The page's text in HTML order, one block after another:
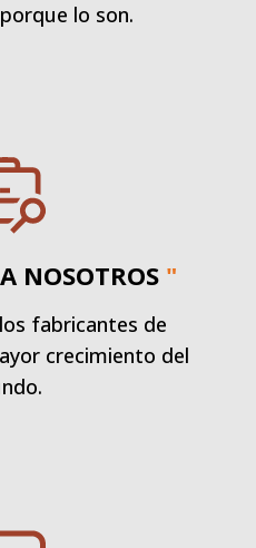
lo son.
NOSOTROS "
fabricantes de
crecimiento del